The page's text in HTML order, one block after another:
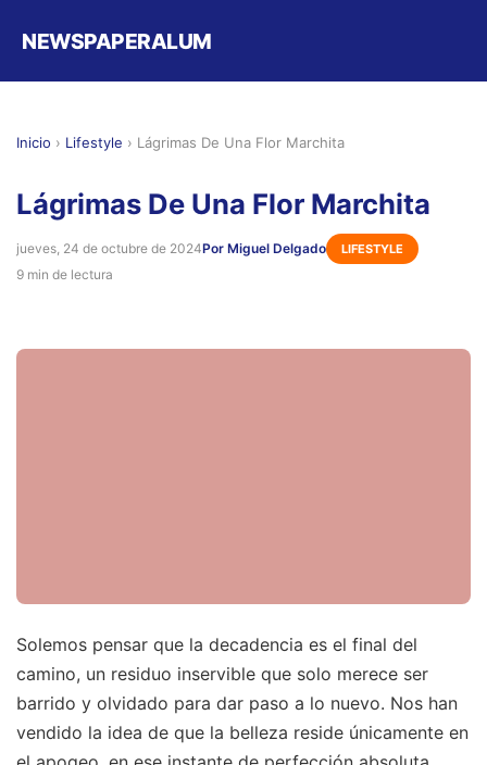
NEWSPAPERALUM
Inicio › Lifestyle › Lágrimas De Una Flor Marchita
Lágrimas De Una Flor Marchita
jueves, 24 de octubre de 2024Por Miguel Delgado LIFESTYLE
9 min de lectura
Solemos pensar que la decadencia es el final del
camino, un residuo inservible que solo merece ser
barrido y olvidado para dar paso a lo nuevo. Nos han
vendido la idea de que la belleza reside únicamente en